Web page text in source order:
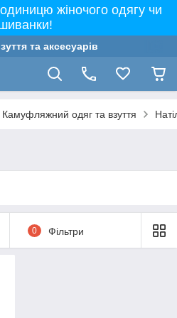
жіночого одягу чи
та аксесуарів
Камуфляжний одяг та взуття
0 Фільтри